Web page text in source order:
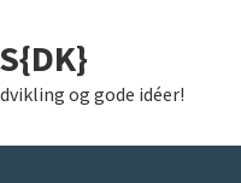
og gode idéer!